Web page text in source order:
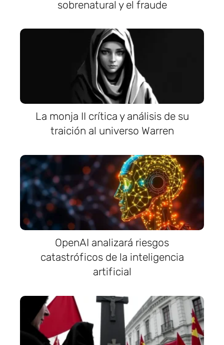
sobrenatural y el fraude
La monja II crítica y análisis de su
traición al universo Warren
OpenAI analizará riesgos
catastróficos de la inteligencia
artificial